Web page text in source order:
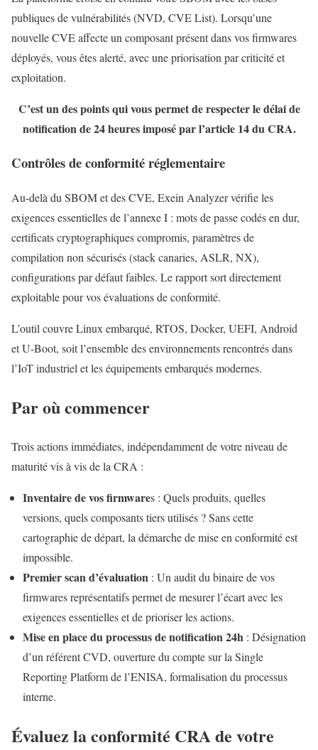
publiques de vulnérabilités (NVD, CVE List). Lorsqu’une
nouvelle CVE affecte un composant présent dans vos firmwares
déployés, vous êtes alerté, avec une priorisation par criticité et
exploitation.
C’est un des points qui vous permet de respecter le délai de
notification de 24 heures imposé par l’article 14 du CRA.
Contrôles de conformité réglementaire
Au-delà du SBOM et des CVE, Exein Analyzer vérifie les
exigences essentielles de l’annexe I : mots de passe codés en dur,
certificats cryptographiques compromis, paramètres de
compilation non sécurisés (stack canaries, ASLR, NX),
configurations par défaut faibles. Le rapport sort directement
exploitable pour vos évaluations de conformité.
L’outil couvre Linux embarqué, RTOS, Docker, UEFI, Android
et U-Boot, soit l’ensemble des environnements rencontrés dans
l’IoT industriel et les équipements embarqués modernes.
Par où commencer
Trois actions immédiates, indépendamment de votre niveau de
maturité vis à vis de la CRA :
Inventaire de vos firmwares : Quels produits, quelles
versions, quels composants tiers utilisés ? Sans cette
cartographie de départ, la démarche de mise en conformité est
impossible.
Premier scan d’évaluation : Un audit du binaire de vos
firmwares représentatifs permet de mesurer l’écart avec les
exigences essentielles et de prioriser les actions.
Mise en place du processus de notification 24h : Désignation
d’un référent CVD, ouverture du compte sur la Single
Reporting Platform de l’ENISA, formalisation du processus
interne.
Évaluez la conformité CRA de votre